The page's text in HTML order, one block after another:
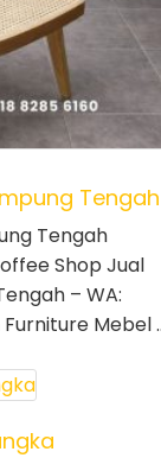
Tengah
Tengah
Shop Jual
– WA:
Furniture Mebel